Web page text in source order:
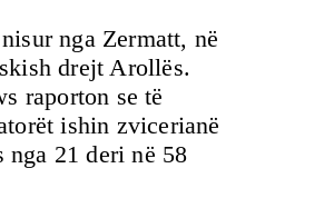
nga Zermatt, në
drejt Arollës.
raporton se të
ishin zvicerianë
nga 21 deri në 58